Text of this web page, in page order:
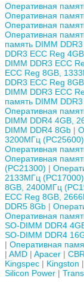
Оперативная
Оперативная
Оперативная
Оперативная
память DIMM
DDR3 ECC Reg
DIMM DDR3 ECC
ECC Reg 8GB,
DDR3 ECC Reg
DIMM DDR3 ECC
память DIMM
Оперативная
DIMM DDR4 4GB,
DIMM DDR4 8Gb
3200МГц (PC25600)
Оперативная
Оперативная
(PC21300)
2133МГц (PC17000)
8GB, 2400МГц
ECC Reg 8GB,
DDR5 8Gb
Оперативная
SO-DIMM DDR4
SO-DIMM DDR4
Оперативная
AMD
Apacer CBR
Kingspec
Kingston
Silicon Power